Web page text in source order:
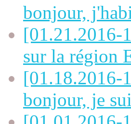
bonjour,
[01.21.2016-
sur la région
[01.18.2016-
bonjour, je